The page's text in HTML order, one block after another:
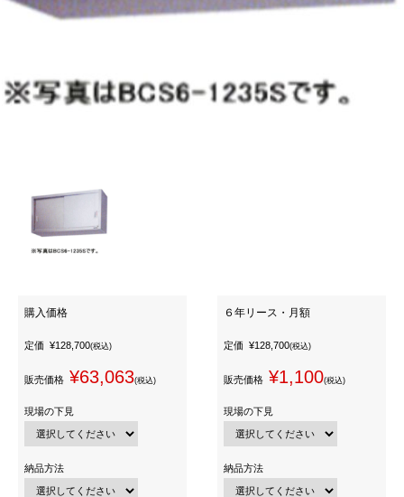
購入価格
定価 ¥128,700(税込)
販売価格 ¥63,063(税込)
現場の下見
納品方法
６年リース・月額
定価 ¥128,700(税込)
販売価格 ¥1,100(税込)
現場の下見
納品方法